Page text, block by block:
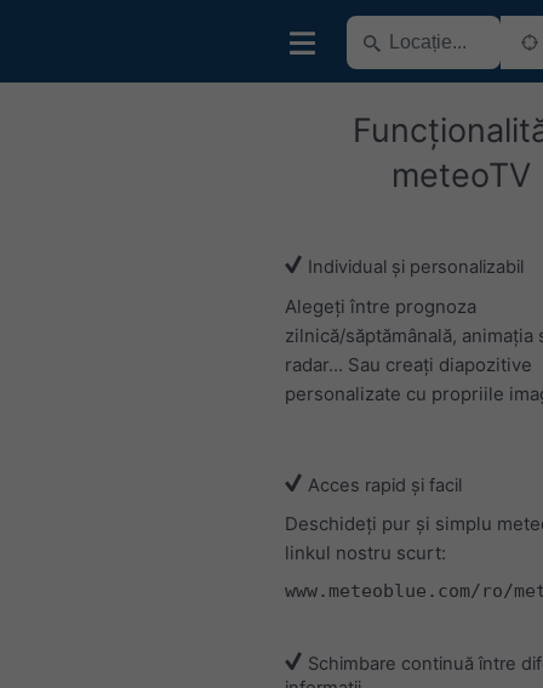
meteoTV
Individual și personalizabil
Alegeți între prognoza
zilnică/săptămânală, animația
radar... Sau creați diapozitive
personalizate cu propriile
Acces rapid și facil
Deschideți pur și simplu
linkul nostru scurt:
www.meteoblue.com/ro/
Schimbare continuă între